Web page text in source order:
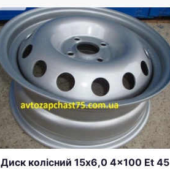
Диск колісний 15х6,0 4x100 Et 45